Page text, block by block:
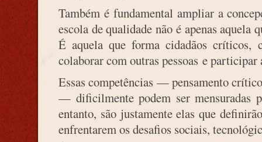
Também é fundamental ampliar a
escola de qualidade não é apenas aquela
É aquela que forma cidadãos críticos,
colaborar com outras pessoas e participar
Essas competências — pensamento
— dificilmente podem ser mensuradas
entanto, são justamente elas que
enfrentarem os desafios sociais,